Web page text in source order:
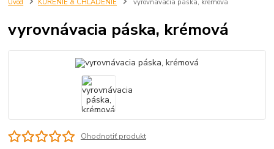
Úvod KÚRENIE & CHLADENIE vyrovnávacia páska, krémová
vyrovnávacia páska, krémová
Ohodnotiť produkt